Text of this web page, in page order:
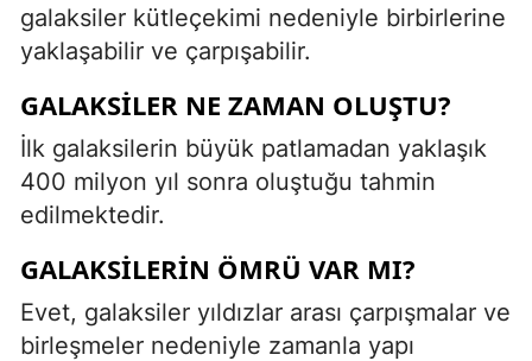
galaksiler kütleçekimi nedeniyle birbirlerine
yaklaşabilir ve çarpışabilir.
GALAKSILER NE ZAMAN OLUŞTU?
İlk galaksilerin büyük patlamadan yaklaşık
400 milyon yıl sonra oluştuğu tahmin
edilmektedir.
GALAKSILERIN ÖMRÜ VAR MI?
Evet, galaksiler yıldızlar arası çarpışmalar ve
birleşmeler nedeniyle zamanla yapı